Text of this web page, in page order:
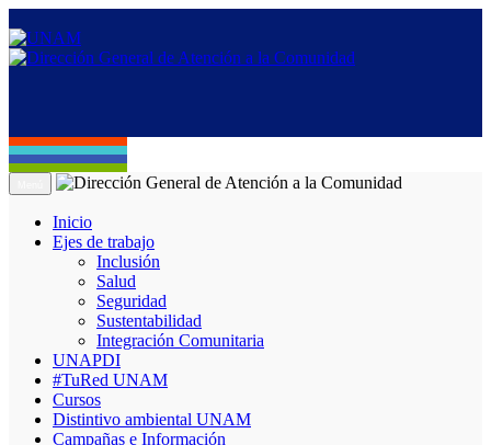
Inicio
Ejes de trabajo
Inclusión
Salud
Seguridad
Sustentabilidad
Integración Comunitaria
UNAPDI
#TuRed UNAM
Cursos
Distintivo ambiental UNAM
Campañas e Información